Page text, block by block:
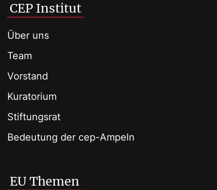
CEP Institut
Über uns
Team
Vorstand
Kuratorium
Stiftungsrat
Bedeutung der cep-Ampeln
EU Themen